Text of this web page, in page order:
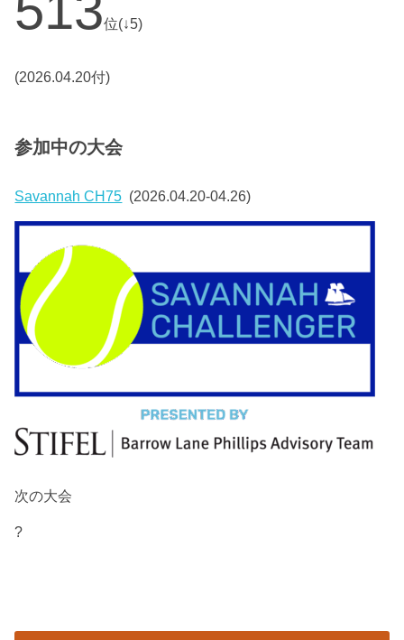
位(↓5)
(2026.04.20付)
参加中の大会
Savannah CH75 (2026.04.20-04.26)
次の大会
?